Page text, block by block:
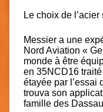
Le choix de
Messier a une
Nord Aviation «
monde à être
en 35NCD16
étayée par l’essai
trouva son
famille des